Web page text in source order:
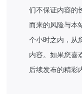
们不保证内容的
而来的风险与本
个小时之内，从
内容。如果您喜
后续发布的精彩